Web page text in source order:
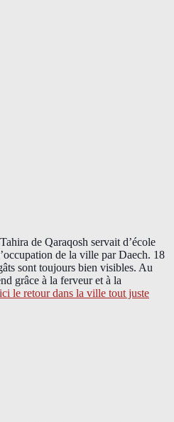
de Qaraqosh servait d’école
de la ville par Daech. 18
sont toujours bien visibles. Au
grâce à la ferveur et à la
le retour dans la ville tout juste